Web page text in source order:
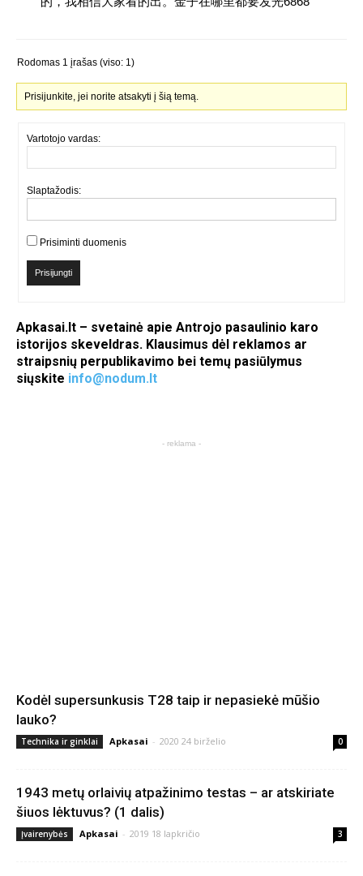
Rodomas 1 įrašas (viso: 1)
Prisijunkite, jei norite atsakyti į šią temą.
Vartotojo vardas:
Slaptažodis:
Prisiminti duomenis
Prisijungti
Apkasai.lt – svetainė apie Antrojo pasaulinio karo
istorijos skeveldras. Klausimus dėl reklamos ar
straipsnių perpublikavimo bei temų pasiūlymus
siųskite info@nodum.lt
- reklama -
Kodėl supersunkusis T28 taip ir nepasiekė mūšio
lauko?
Technika ir ginklai Apkasai - 2020 24 birželio 0
1943 metų orlaivių atpažinimo testas – ar atskiriate
šiuos lėktuvus? (1 dalis)
Įvairenybės Apkasai - 2019 18 lapkričio 3